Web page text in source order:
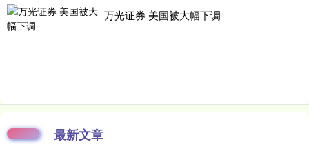
万光证券 美国被大幅下调
最新文章